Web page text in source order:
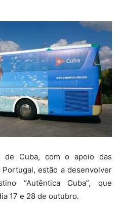
de Cuba, com o apoio das
Portugal, estão a desenvolver
“Autêntica Cuba”, que
17 e 28 de outubro.